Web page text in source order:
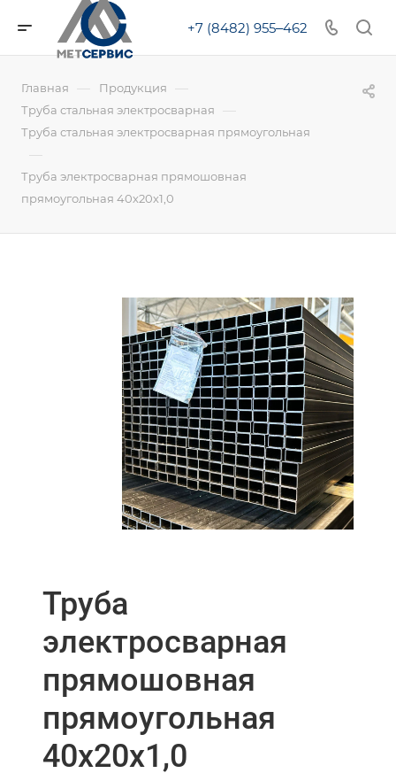
+7 (8482) 955‒462
Главная — Продукция —
Труба стальная электросварная —
Труба стальная электросварная прямоугольная
—
Труба электросварная прямошовная
прямоугольная 40х20х1,0
Труба
электросварная
прямошовная
прямоугольная
40х20х1,0